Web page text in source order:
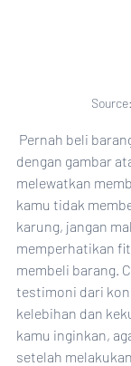
dengan gambar
melewatkan
kamu tidak
karung, jangan
memperhatikan
membeli barang.
testimoni dari
kelebihan dan
kamu inginkan,
setelah